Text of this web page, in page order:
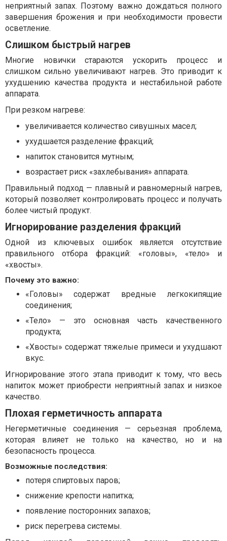
неприятный запах. Поэтому важно дождаться полного
завершения брожения и при необходимости провести
осветление.
Слишком быстрый нагрев
Многие новички стараются ускорить процесс и
слишком сильно увеличивают нагрев. Это приводит к
ухудшению качества продукта и нестабильной работе
аппарата.
При резком нагреве:
увеличивается количество сивушных масел;
ухудшается разделение фракций;
напиток становится мутным;
возрастает риск «захлебывания» аппарата.
Правильный подход — плавный и равномерный нагрев,
который позволяет контролировать процесс и получать
более чистый продукт.
Игнорирование разделения фракций
Одной из ключевых ошибок является отсутствие
правильного отбора фракций: «головы», «тело» и
«хвосты».
Почему это важно:
«Головы» содержат вредные легкокипящие
соединения;
«Тело» — это основная часть качественного
продукта;
«Хвосты» содержат тяжелые примеси и ухудшают
вкус.
Игнорирование этого этапа приводит к тому, что весь
напиток может приобрести неприятный запах и низкое
качество.
Плохая герметичность аппарата
Негерметичные соединения — серьезная проблема,
которая влияет не только на качество, но и на
безопасность процесса.
Возможные последствия:
потеря спиртовых паров;
снижение крепости напитка;
появление посторонних запахов;
риск перегрева системы.